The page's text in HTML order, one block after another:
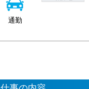
通勤